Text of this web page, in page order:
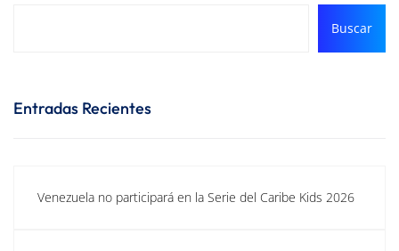
Buscar
Entradas Recientes
Venezuela no participará en la Serie del Caribe Kids 2026